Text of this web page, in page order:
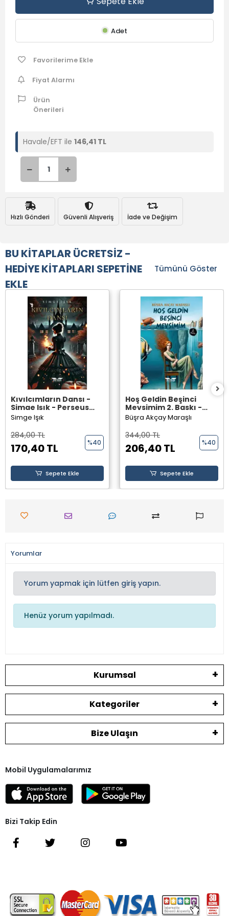
Adet
Favorilerime Ekle
Fiyat Alarmı
Ürün
Önerileri
Havale/EFT ile 146,41 TL
Hızlı Gönderi Güvenli Alışveriş İade ve Değişim
BU KİTAPLAR ÜCRETSİZ -
HEDİYE KİTAPLARI SEPETİNE
EKLE
Tümünü Göster
Kıvılcımların Dansı -
Simge Işık - Perseus
Yayınevi -
Simge Işık
284,00 TL
170,40 TL %40
Sepete Ekle
Hoş Geldin Beşinci
Mevsimim 2. Baskı -
Büşra Akçay Maraşlı -
Perseus Yayınevi -
Büşra Akçay Maraşlı
344,00 TL
206,40 TL %40
Sepete Ekle
Yorumlar
Yorum yapmak için lütfen giriş yapın.
Henüz yorum yapılmadı.
Kurumsal
Kategoriler
Bize Ulaşın
Mobil Uygulamalarımız
Bizi Takip Edin